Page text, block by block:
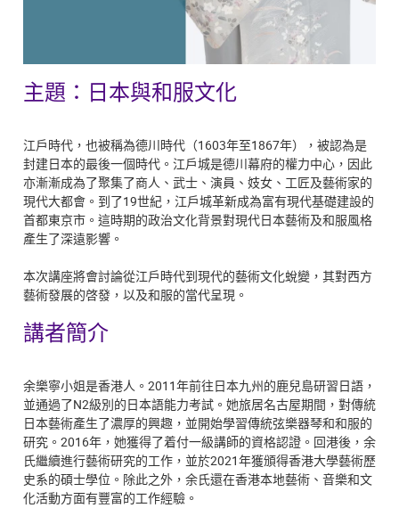
主題：日本與和服文化
江戶時代，也被稱為德川時代（1603年至1867年），被認為是
封建日本的最後一個時代。江戶城是德川幕府的權力中心，因此
亦漸漸成為了聚集了商人、武士、演員、妓女、工匠及藝術家的
現代大都會。到了19世紀，江戶城革新成為富有現代基礎建設的
首都東京市。這時期的政治文化背景對現代日本藝術及和服風格
產生了深遠影響。
本次講座將會討論從江戶時代到現代的藝術文化蛻變，其對西方
藝術發展的啓發，以及和服的當代呈現。
講者簡介
余樂寧小姐是香港人。2011年前往日本九州的鹿兒島研習日語，
並通過了N2級別的日本語能力考試。她旅居名古屋期間，對傳統
日本藝術產生了濃厚的興趣，並開始學習傳統弦樂器琴和和服的
研究。2016年，她獲得了着付一級講師的資格認證。回港後，余
氏繼續進行藝術研究的工作，並於2021年獲頒得香港大學藝術歷
史系的碩士學位。除此之外，余氏還在香港本地藝術、音樂和文
化活動方面有豐富的工作經驗。